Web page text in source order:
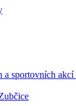
a sportovních akcí